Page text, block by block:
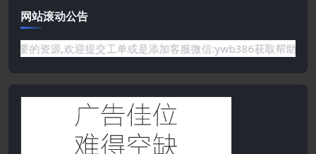
网站滚动公告
没有你需要的资源,欢迎提交工单或是添加客服微信:ywb386获